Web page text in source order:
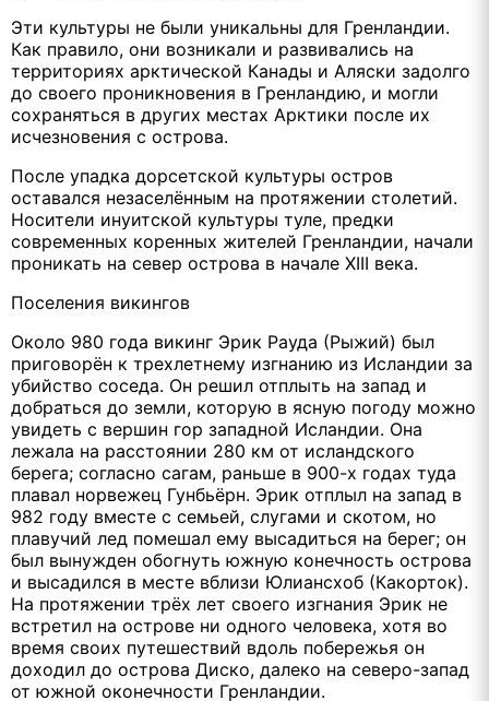
Эти культуры не были уникальны для Гренландии.
Как правило, они возникали и развивались на
территориях арктической Канады и Аляски задолго
до своего проникновения в Гренландию, и могли
сохраняться в других местах Арктики после их
исчезновения с острова.
После упадка дорсетской культуры остров
оставался незаселённым на протяжении столетий.
Носители инуитской культуры туле, предки
современных коренных жителей Гренландии, начали
проникать на север острова в начале XIII века.
Поселения викингов
Около 980 года викинг Эрик Рауда (Рыжий) был
приговорён к трехлетнему изгнанию из Исландии за
убийство соседа. Он решил отплыть на запад и
добраться до земли, которую в ясную погоду можно
увидеть с вершин гор западной Исландии. Она
лежала на расстоянии 280 км от исландского
берега; согласно сагам, раньше в 900-х годах туда
плавал норвежец Гунбьёрн. Эрик отплыл на запад в
982 году вместе с семьей, слугами и скотом, но
плавучий лед помешал ему высадиться на берег; он
был вынужден обогнуть южную конечность острова
и высадился в месте вблизи Юлиансхоб (Какорток).
На протяжении трёх лет своего изгнания Эрик не
встретил на острове ни одного человека, хотя во
время своих путешествий вдоль побережья он
доходил до острова Диско, далеко на северо-запад
от южной оконечности Гренландии.